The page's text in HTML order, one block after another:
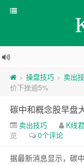
> 操盘技巧 > 卖出
价下挫逾5%
碳中和概念股早盘
卖出技巧 K线君
览
0个评论
据最新消息显示，碳